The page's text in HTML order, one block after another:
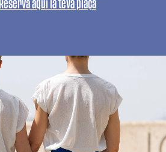
Reserva aquí la teva plaça